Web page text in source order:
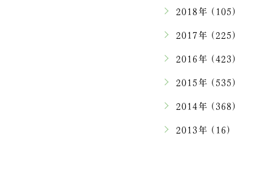
2018年 (105)
2017年 (225)
2016年 (423)
2015年 (535)
2014年 (368)
2013年 (16)